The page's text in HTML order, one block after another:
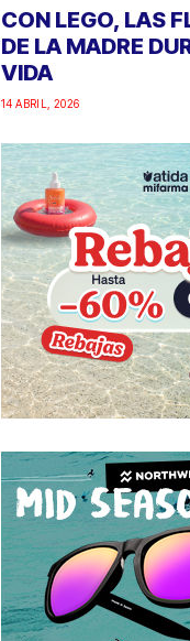
CON LEGO, LAS
DE LA MADRE
VIDA
14 ABRIL, 2026